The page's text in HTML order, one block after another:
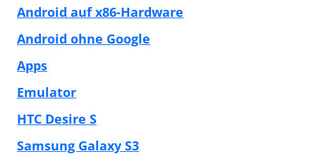
Android auf x86-Hardware
Android ohne Google
Apps
Emulator
HTC Desire S
Samsung Galaxy S3